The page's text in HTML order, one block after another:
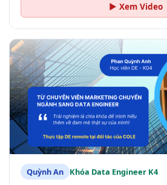
▶ Xem Video
Quỳnh An Khóa Data Engineer K4